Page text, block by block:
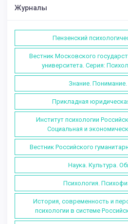
Журналы
Пензенский
Вестник Московского
университета. Серия:
Знание.
Прикладная
Институт психологии
Социальная и
Вестник Российского
Наука. Культура.
Психология.
История, современность и
психологии в системе